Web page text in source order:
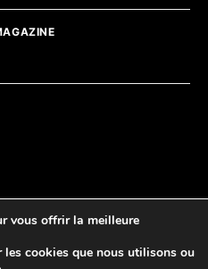
vous offrir la meilleure
cookies que nous utilisons ou